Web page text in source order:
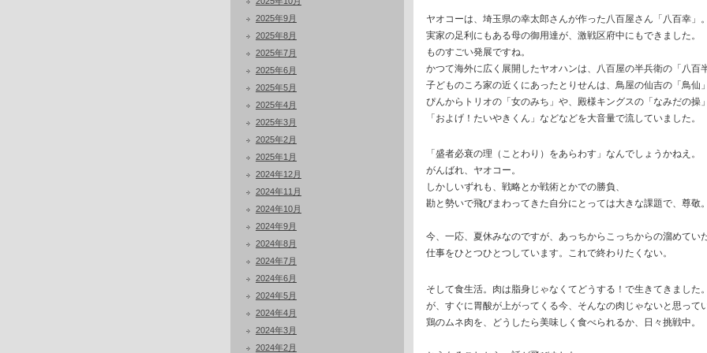
2025年9月
2025年8月
2025年7月
2025年6月
2025年5月
2025年4月
2025年3月
2025年2月
2025年1月
2024年12月
2024年11月
2024年10月
2024年9月
2024年8月
2024年7月
2024年6月
2024年5月
2024年4月
2024年3月
2024年2月
ヤオコーは、埼玉県の幸太郎さんが作った八百屋さん「八百幸」。
実家の足利にもある母の御用達が、激戦区府中にもできました。
ものすごい発展ですね。
かつて海外に広く展開したヤオハンは、八百屋の半兵衛の「八百半
子どものころ家の近くにあったとりせんは、鳥屋の仙吉の「鳥仙」
ぴんからトリオの「女のみち」や、殿様キングスの「なみだの操」
「およげ！たいやきくん」などなどを大音量で流していました。
「盛者必衰の理（ことわり）をあらわす」なんでしょうかねえ。
がんばれ、ヤオコー。
しかしいずれも、戦略とか戦術とかでの勝負、
勘と勢いで飛びまわってきた自分にとっては大きな課題で、尊敬。
今、一応、夏休みなのですが、あっちからこっちからの溜めてい
仕事をひとつひとつしています。これで終わりたくない。
そして食生活。肉は脂身じゃなくてどうする！で生きてきました。
が、すぐに胃酸が上がってくる今、そんなの肉じゃないと思って
鶏のムネ肉を、どうしたら美味しく食べられるか、日々挑戦中。